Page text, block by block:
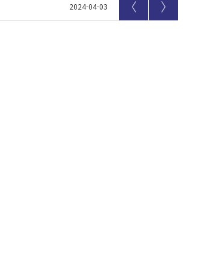
〉
〈
2024-04-03